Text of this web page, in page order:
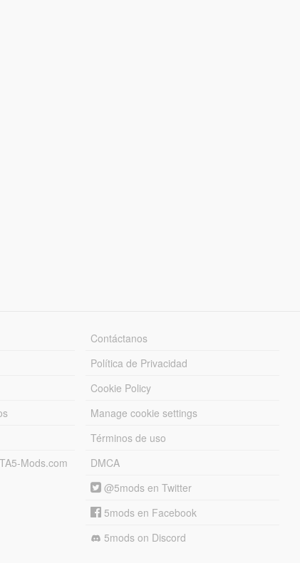
Mods.com
Contáctanos
Política de Privacidad
Cookie Policy
Manage cookie settings
Términos de uso
DMCA
@5mods en Twitter
5mods en Facebook
5mods on Discord